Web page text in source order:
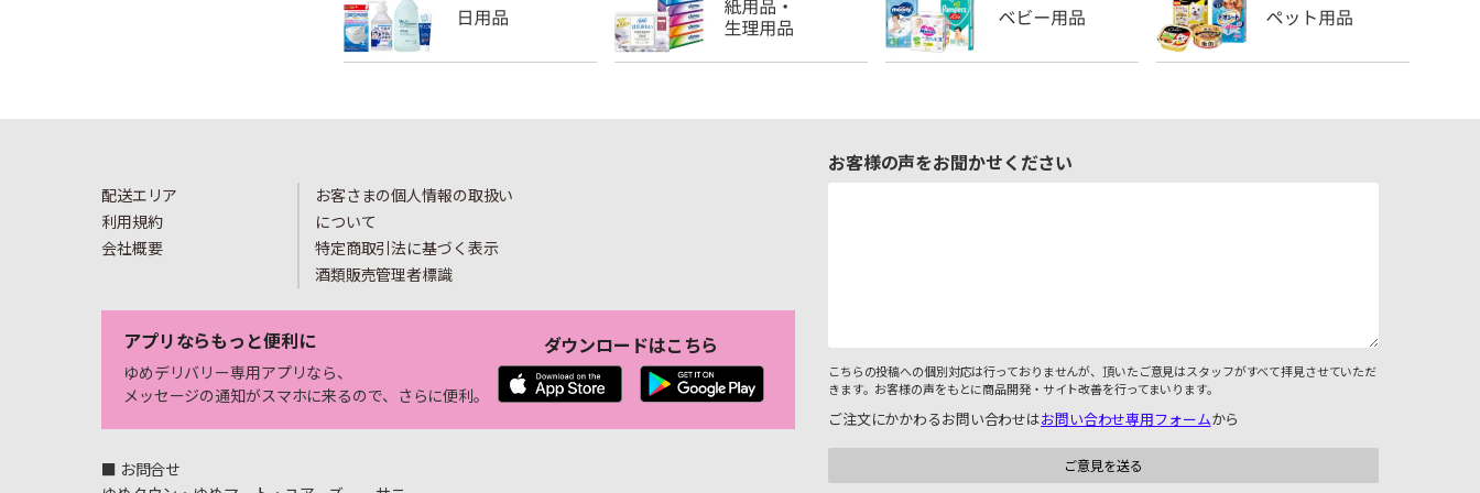
配送エリア
利用規約
会社概要
お客さまの個人情報の取扱い
について
特定商取引法に基づく表示
酒類販売管理者標識
アプリならもっと便利に
ゆめデリバリー専用アプリなら、
メッセージの通知がスマホに来るので、さらに便利。
ダウンロードはこちら
■ お問合せ
お客様の声をお聞かせください
こちらの投稿への個別対応は行っておりませんが、頂いたご意見はスタッフがすべて拝見させていただ
きます。お客様の声をもとに商品開発・サイト改善を行ってまいります。
ご注文にかかわるお問い合わせはお問い合わせ専用フォームから